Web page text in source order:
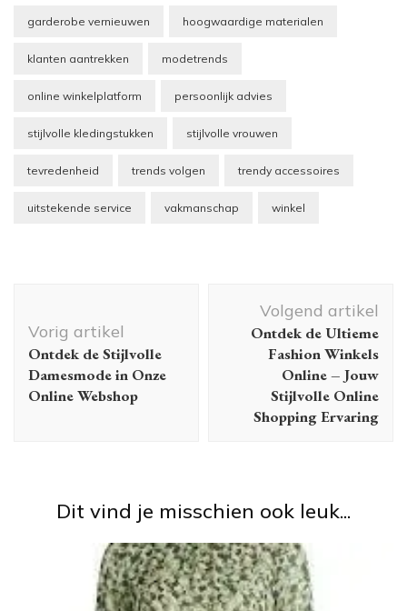
garderobe vernieuwen hoogwaardige materialen
klanten aantrekken modetrends
online winkelplatform persoonlijk advies
stijlvolle kledingstukken stijlvolle vrouwen
tevredenheid trends volgen trendy accessoires
uitstekende service vakmanschap winkel
Vorig artikel
Ontdek de Stijlvolle
Damesmode in Onze
Online Webshop
Volgend artikel
Ontdek de Ultieme
Fashion Winkels
Online – Jouw
Stijlvolle Online
Shopping Ervaring
Dit vind je misschien ook leuk...